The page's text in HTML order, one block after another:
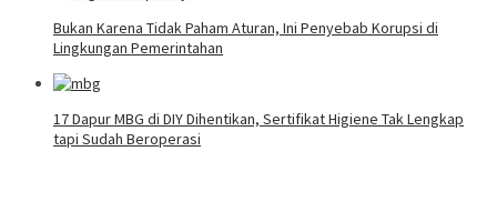
Bukan Karena Tidak Paham Aturan, Ini Penyebab Korupsi di
Lingkungan Pemerintahan
17 Dapur MBG di DIY Dihentikan, Sertifikat Higiene Tak Lengkap
tapi Sudah Beroperasi